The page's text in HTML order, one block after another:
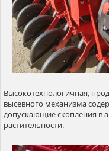
Высокотехнологичная,
высевного механизма
допускающие скопления в
растительности.